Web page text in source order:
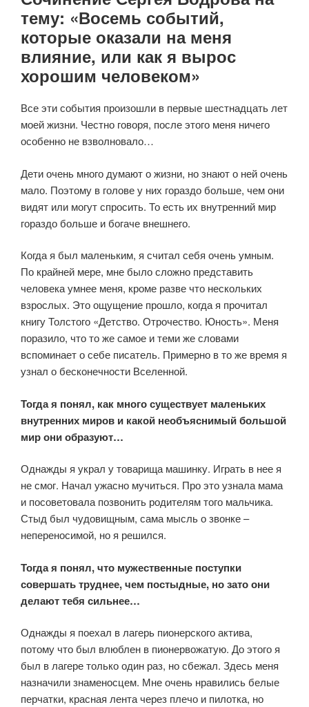
тему: «Восемь событий,
которые оказали на меня
влияние, или как я вырос
хорошим человеком»
Все эти события произошли в первые шестнадцать лет
моей жизни. Честно говоря, после этого меня ничего
особенно не взволновало…
Дети очень много думают о жизни, но знают о ней очень
мало. Поэтому в голове у них гораздо больше, чем они
видят или могут спросить. То есть их внутренний мир
гораздо больше и богаче внешнего.
Когда я был маленьким, я считал себя очень умным.
По крайней мере, мне было сложно представить
человека умнее меня, кроме разве что нескольких
взрослых. Это ощущение прошло, когда я прочитал
книгу Толстого «Детство. Отрочество. Юность». Меня
поразило, что то же самое и теми же словами
вспоминает о себе писатель. Примерно в то же время я
узнал о бесконечности Вселенной.
Тогда я понял, как много существует маленьких
внутренних миров и какой необъяснимый большой
мир они образуют…
Однажды я украл у товарища машинку. Играть в нее я
не смог. Начал ужасно мучиться. Про это узнала мама
и посоветовала позвонить родителям того мальчика.
Стыд был чудовищным, сама мысль о звонке –
непереносимой, но я решился.
Тогда я понял, что мужественные поступки
совершать труднее, чем постыдные, но зато они
делают тебя сильнее…
Однажды я поехал в лагерь пионерского актива,
потому что был влюблен в пионервожатую. До этого я
был в лагере только один раз, но сбежал. Здесь меня
назначили знаменосцем. Мне очень нравились белые
перчатки, красная лента через плечо и пилотка, но